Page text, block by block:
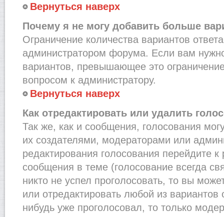
Вернуться наверх
Почему я не могу добавить больше
Ограничение количества вариантов
администратором форума. Если вам
вариантов, превышающее это
вопросом к администратору.
Вернуться наверх
Как отредактировать или удалить
Так же, как и сообщения, голосования
их создателями, модераторами или
редактирования голосования перейдите
сообщения в теме (голосование всегда
никто не успел проголосовать, то вы
или отредактировать любой из вариантов
нибудь уже проголосовал, то только